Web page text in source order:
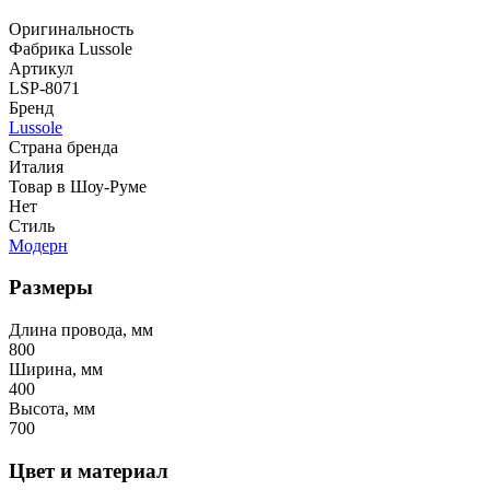
Оригинальность
Фабрика Lussole
Артикул
LSP-8071
Бренд
Lussole
Страна бренда
Италия
Товар в Шоу-Руме
Нет
Стиль
Модерн
Размеры
Длина провода, мм
800
Ширина, мм
400
Высота, мм
700
Цвет и материал